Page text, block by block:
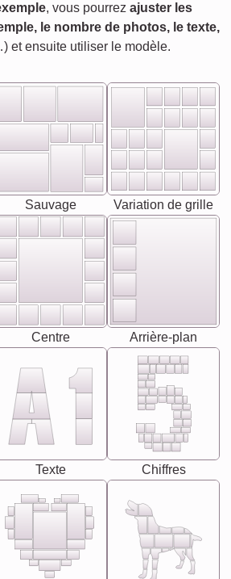
, vous pourrez ajuster les
le nombre de photos, le texte,
et ensuite utiliser le modèle.
Sauvage Variation de grille
Centre Arrière-plan
Texte Chiffres